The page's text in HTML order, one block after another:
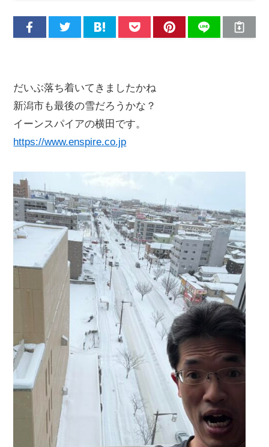
だいぶ落ち着いてきましたかね
新潟市も最後の雪だろうかな？
イーンスパイアの横田です。
https://www.enspire.co.jp